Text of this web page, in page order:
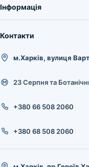
Інформація
Контакти
м.Харків, вулиця
23 Серпня та
+380 66 508 2060
+380 68 508 2060